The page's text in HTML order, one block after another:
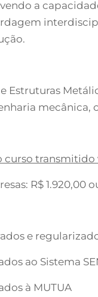
a
Estruturas
mecânica,
curso transmitido
R$ 1.920,00
e
ao Sistema
à MUTUA